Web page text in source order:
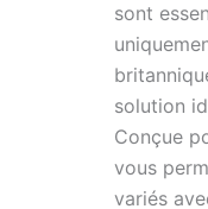
sont
solution
Conçue
vous
variés